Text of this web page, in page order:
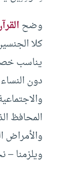
وضح
كلا
يناسب
دون
المحافظ
والأمراض
ويلزمنا